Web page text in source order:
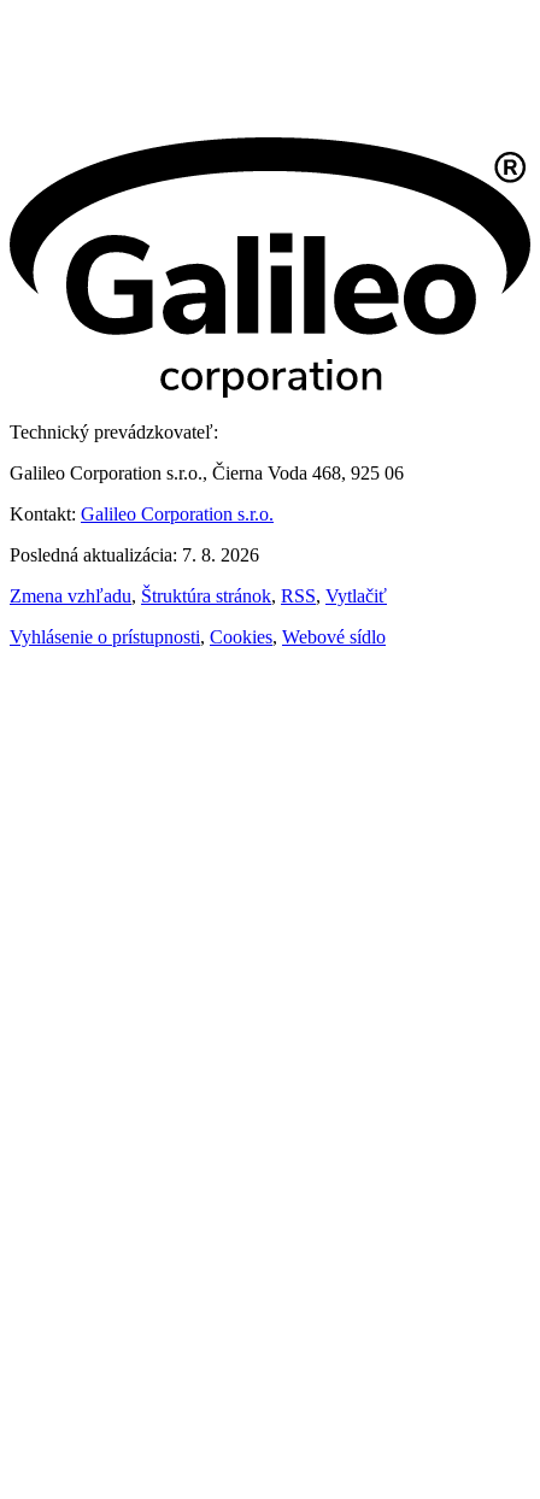
Technický prevádzkovateľ:
Galileo Corporation s.r.o., Čierna Voda 468, 925 06
Kontakt: Galileo Corporation s.r.o.
Posledná aktualizácia: 7. 8. 2026
Zmena vzhľadu, Štruktúra stránok, RSS, Vytlačiť
Vyhlásenie o prístupnosti, Cookies, Webové sídlo